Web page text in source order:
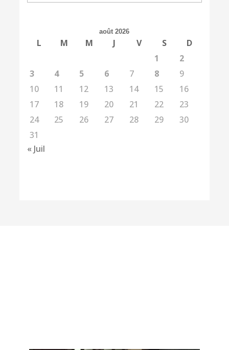
août 2026
L M M J V S
D
1
2
3
4 5 6 7 8
9
10
11 12 13 14 15
16
17
18 19 20 21 22
23
24
25 26 27 28 29
30
31
« Juil